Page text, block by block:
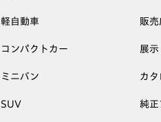
軽自動車
コンパクトカー
ミニバン
SUV
販売
展示
カ
純正